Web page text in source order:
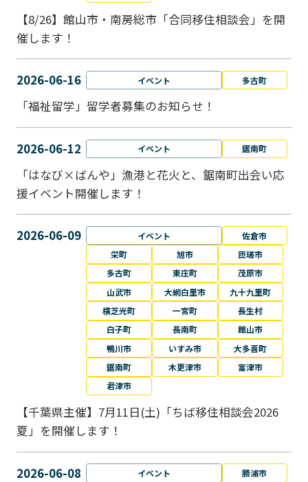
【8/26】館山市・南房総市「合同移住相談会」を開
催します！
2026-06-16 イベント 多古町
「福祉留学」留学者募集のお知らせ！
2026-06-12 イベント 鋸南町
「はなび×ばんや」漁港と花火と、鋸南町出会い応
援イベント開催します！
2026-06-09 イベント
佐倉市
栄町
旭市
匝瑳市
多古町
東庄町
茂原市
山武市
大網白里市
九十九里町
横芝光町
一宮町
長生村
白子町
長南町
館山市
鴨川市
いすみ市
大多喜町
鋸南町
木更津市
富津市
君津市
【千葉県主催】7月11日(土)「ちば移住相談会2026
夏」を開催します！
2026-06-08 イベント 勝浦市